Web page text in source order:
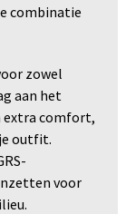
combinatie
zowel
aan het
extra comfort,
outfit.
voor